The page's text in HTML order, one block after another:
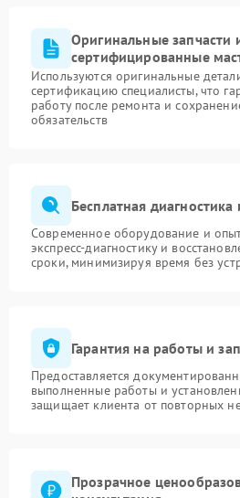
Оригинальные запчасти
сертифицированные
Используются оригинальные
сертификацию специалисты, что
работу после ремонта и
обязательств
Бесплатная
Современное оборудование и
экспресс-диагностику и
сроки, минимизируя время без
Гарантия на работы и
Предоставляется
выполненные работы и
защищает клиента от повторных
Прозрачное